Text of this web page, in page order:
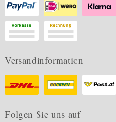
Versandinformation
Folgen Sie uns auf